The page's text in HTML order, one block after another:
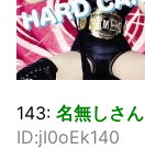
143: 名無しさん
ID:jI0oEk140